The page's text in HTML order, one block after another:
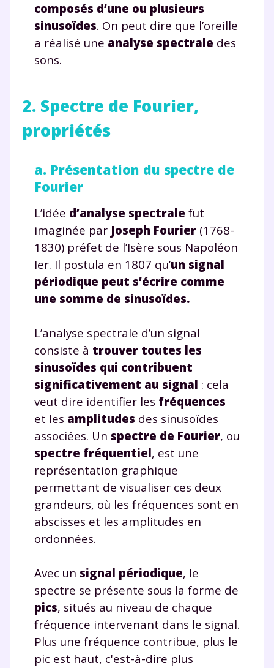
composés d’une ou plusieurs
sinusoïdes. On peut dire que l’oreille
a réalisé une analyse spectrale des
sons.
2. Spectre de Fourier,
propriétés
a. Présentation du spectre de
Fourier
L’idée d’analyse spectrale fut
imaginée par Joseph Fourier (1768-
1830) préfet de l’Isère sous Napoléon
Ier. Il postula en 1807 qu’un signal
périodique peut s’écrire comme
une somme de sinusoïdes.
L’analyse spectrale d’un signal
consiste à trouver toutes les
sinusoïdes qui contribuent
significativement au signal : cela
veut dire identifier les fréquences
et les amplitudes des sinusoïdes
associées. Un spectre de Fourier, ou
spectre fréquentiel, est une
représentation graphique
permettant de visualiser ces deux
grandeurs, où les fréquences sont en
abscisses et les amplitudes en
ordonnées.
Avec un signal périodique, le
spectre se présente sous la forme de
pics, situés au niveau de chaque
fréquence intervenant dans le signal.
Plus une fréquence contribue, plus le
pic est haut, c'est-à-dire plus